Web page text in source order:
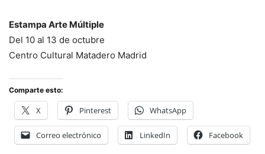
Estampa Arte Múltiple
Del 10 al 13 de octubre
Centro Cultural Matadero Madrid
Comparte esto:
X Pinterest WhatsApp
Correo electrónico LinkedIn Facebook